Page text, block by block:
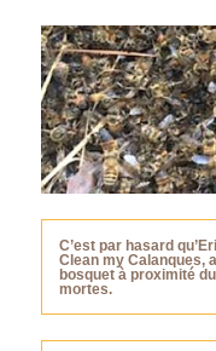
C’est par hasard
Clean my Calanques,
bosquet à proximité
mortes.